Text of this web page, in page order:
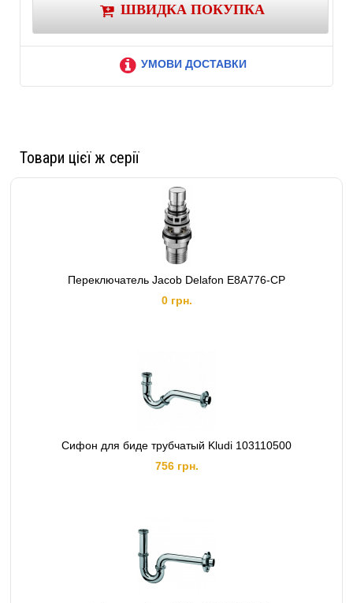
ШВИДКА ПОКУПКА
УМОВИ ДОСТАВКИ
Товари цієї ж серії
Переключатель Jacob Delafon E8A776-CP
0 грн.
Сифон для биде трубчатый Kludi 103110500
756 грн.